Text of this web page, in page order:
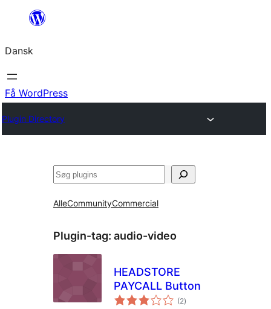
Spring
indhold
Dansk
Få WordPress
Plugin Directory
Søg
AlleCommunityCommercial
Plugin-tag: audio-video
HEADSTORE
PAYCALL Button
(2totale
bedømmelser
)